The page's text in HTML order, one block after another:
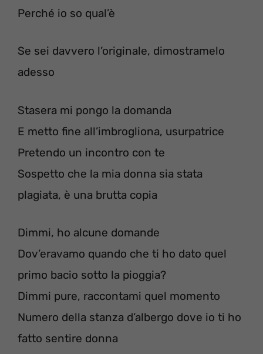
Perché io so qual’è
Se sei davvero l’originale, dimostramelo
adesso
Stasera mi pongo la domanda
E metto fine all’imbrogliona, usurpatrice
Pretendo un incontro con te
Sospetto che la mia donna sia stata
plagiata, è una brutta copia
Dimmi, ho alcune domande
Dov’eravamo quando che ti ho dato quel
primo bacio sotto la pioggia?
Dimmi pure, raccontami quel momento
Numero della stanza d’albergo dove io ti ho
fatto sentire donna